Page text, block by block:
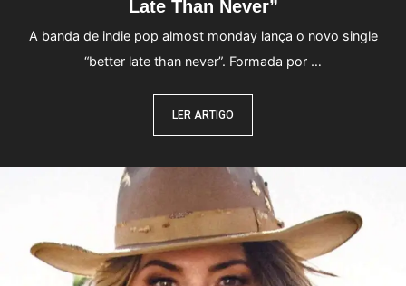
Late Than Never”
A banda de indie pop almost monday lança o novo single
“better late than never”. Formada por …
LER ARTIGO